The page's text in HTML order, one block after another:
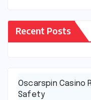
Recent Posts
Oscarspin Casino
Safety